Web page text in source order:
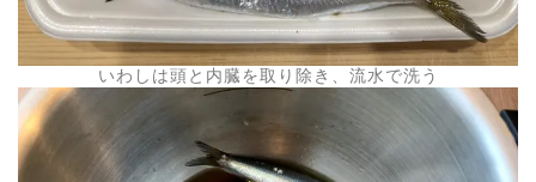
いわしは頭と内臓を取り除き、流水で洗う